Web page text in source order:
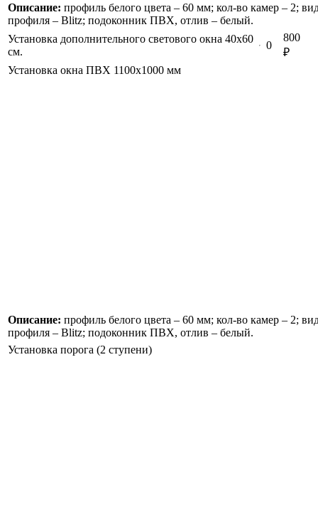
Описание: профиль белого цвета – 60 мм; кол-во камер – 2;
профиля – Blitz; подоконник ПВХ, отлив – белый.
Установка дополнительного светового окна 40х60
см.
0
800
₽
Установка окна ПВХ 1100х1000 мм
Описание: профиль белого цвета – 60 мм; кол-во камер – 2;
профиля – Blitz; подоконник ПВХ, отлив – белый.
Установка порога (2 ступени)